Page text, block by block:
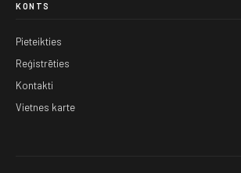
KONTS
Pieteikties
Reģistrēties
Kontakti
Vietnes karte